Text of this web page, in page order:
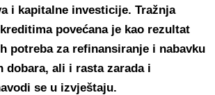
i kapitalne investicije. Tražnja
povećana je kao rezultat
potreba za refinansiranje i nabavku
ali i rasta zarada i
se u izvještaju.